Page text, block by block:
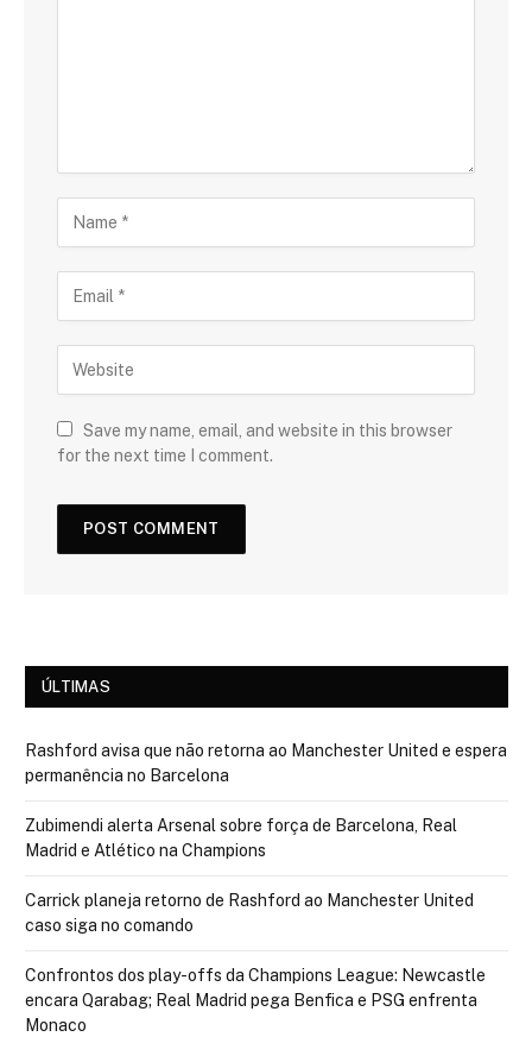
Save my name, email, and website in this browser
for the next time I comment.
ÚLTIMAS
Rashford avisa que não retorna ao Manchester United e espera
permanência no Barcelona
Zubimendi alerta Arsenal sobre força de Barcelona, Real
Madrid e Atlético na Champions
Carrick planeja retorno de Rashford ao Manchester United
caso siga no comando
Confrontos dos play-offs da Champions League: Newcastle
encara Qarabag; Real Madrid pega Benfica e PSG enfrenta
Monaco